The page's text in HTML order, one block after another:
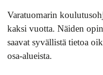
Varatuomarin
kaksi vuotta. Näiden
saavat syvällistä tietoa
osa-alueista.